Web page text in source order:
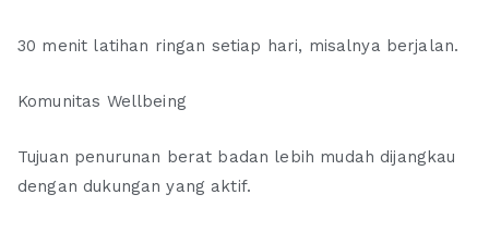
30 menit latihan ringan setiap hari, misalnya berjalan.
Komunitas Wellbeing
Tujuan penurunan berat badan lebih mudah dijangkau
dengan dukungan yang aktif.